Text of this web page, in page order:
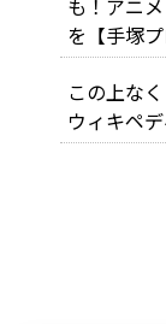
も！アニ
を【手塚
この上な
ウィキペ